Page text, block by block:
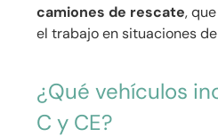
camiones de rescate,
el trabajo en situaciones
¿Qué vehículos
C y CE?